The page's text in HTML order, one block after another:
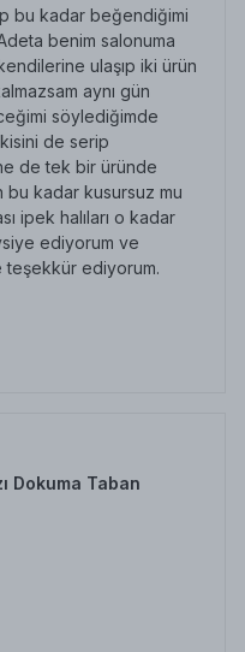
bu kadar beğendiğimi
benim salonuma
ulaşıp iki ürün
aynı gün
söylediğimde
de serip
de tek bir üründe
bu kadar kusursuz mu
ipek halıları o kadar
ediyorum ve
ediyorum.
Dokuma Taban